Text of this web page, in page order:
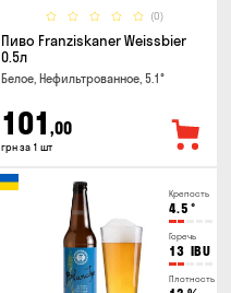
(0)
Пиво Franziskaner Weissbier
0.5л
Белое, Нефильтрованное, 5.1°
101 ,00
грн за 1 шт
Крепость
4.5 °
Горечь
13 IBU
Плотность